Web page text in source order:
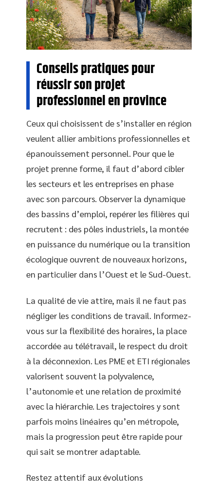
Conseils pratiques pour
réussir son projet
professionnel en province
Ceux qui choisissent de s’installer en région
veulent allier ambitions professionnelles et
épanouissement personnel. Pour que le
projet prenne forme, il faut d’abord cibler
les secteurs et les entreprises en phase
avec son parcours. Observer la dynamique
des bassins d’emploi, repérer les filières qui
recrutent : des pôles industriels, la montée
en puissance du numérique ou la transition
écologique ouvrent de nouveaux horizons,
en particulier dans l’Ouest et le Sud-Ouest.
La qualité de vie attire, mais il ne faut pas
négliger les conditions de travail. Informez-
vous sur la flexibilité des horaires, la place
accordée au télétravail, le respect du droit
à la déconnexion. Les PME et ETI régionales
valorisent souvent la polyvalence,
l’autonomie et une relation de proximité
avec la hiérarchie. Les trajectoires y sont
parfois moins linéaires qu’en métropole,
mais la progression peut être rapide pour
qui sait se montrer adaptable.
Restez attentif aux évolutions